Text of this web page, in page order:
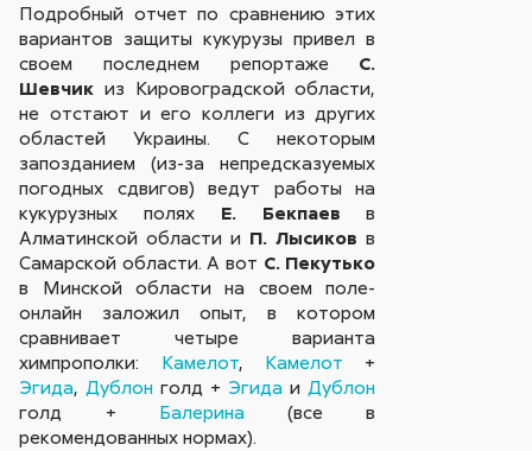
Подробный отчет по сравнению этих
вариантов защиты кукурузы привел в
своем последнем репортаже С.
Шевчик из Кировоградской области,
не отстают и его коллеги из других
областей Украины. С некоторым
запозданием (из-за непредсказуемых
погодных сдвигов) ведут работы на
кукурузных полях Е. Бекпаевв
Алматинской области и П. Лысиков в
Самарской области. А вот С. Пекутько
в Минской области на своем поле-
онлайн заложил опыт, в котором
сравнивает четыре варианта
химпрополки: Камелот, Камелот +
Эгида,Дублон голд + Эгида иДублон
голд + Балерина(все в
рекомендованных нормах).